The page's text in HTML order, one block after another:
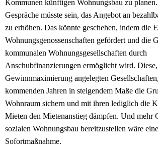
Kommunen künftigen Wohnungsbau zu
Gespräche müsste sein, das Angebot an
zu erhöhen. Das könnte geschehen, indem die
Wohnungsgenossenschaften gefördert und die
kommunalen Wohnungsgesellschaften durch
Anschubfinanzierungen ermöglicht wird.
Gewinnmaximierung angelegten
kommenden Jahren in steigendem Maße die
Wohnraum sichern und mit ihren lediglich die
Mieten den Mietenanstieg dämpfen. Und mehr
sozialen Wohnungsbau bereitzustellen wäre
Sofortmaßnahme.